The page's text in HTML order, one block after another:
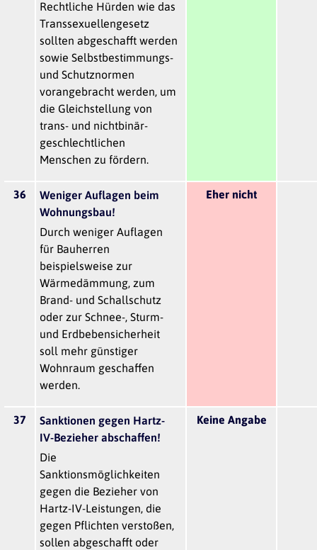
Rechtliche Hürden wie das
Transsexuellengesetz
sollten abgeschafft werden
sowie Selbstbestimmungs-
und Schutznormen
vorangebracht werden, um
die Gleichstellung von
trans- und nichtbinär-
geschlechtlichen
Menschen zu fördern.
36
Weniger Auflagen beim
Wohnungsbau!
Durch weniger Auflagen
für Bauherren
beispielsweise zur
Wärmedämmung, zum
Brand- und Schallschutz
oder zur Schnee-, Sturm-
und Erdbebensicherheit
soll mehr günstiger
Wohnraum geschaffen
werden.
Eher nicht
37
Sanktionen gegen Hartz-
IV-Bezieher abschaffen!
Die
Sanktionsmöglichkeiten
gegen die Bezieher von
Hartz-IV-Leistungen, die
gegen Pflichten verstoßen,
sollen abgeschafft oder
Keine Angabe